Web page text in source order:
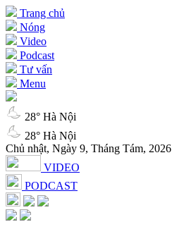
Trang chủ
Nóng
Video
Podcast
Tư vấn
Menu
28° Hà Nội
28° Hà Nội
Chủ nhật, Ngày 9, Tháng Tám, 2026
VIDEO
PODCAST